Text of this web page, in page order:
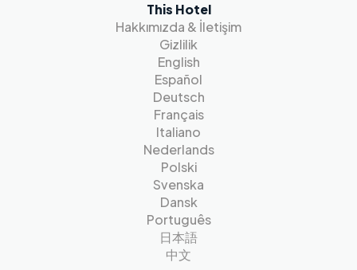
This Hotel
Hakkımızda & İletişim
Gizlilik
English
Español
Deutsch
Français
Italiano
Nederlands
Polski
Svenska
Dansk
Português
日本語
中文